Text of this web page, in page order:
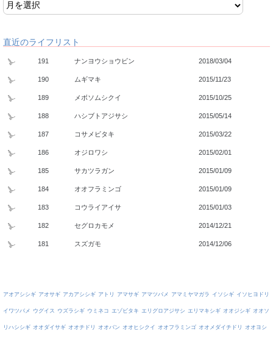
直近のライフリスト
191 ナンヨウショウビン 2018/03/04
190 ムギマキ 2015/11/23
189 メボソムシクイ 2015/10/25
188 ハシブトアジサシ 2015/05/14
187 コサメビタキ 2015/03/22
186 オジロワシ 2015/02/01
185 サカツラガン 2015/01/09
184 オオフラミンゴ 2015/01/09
183 コウライアイサ 2015/01/03
182 セグロカモメ 2014/12/21
181 スズガモ 2014/12/06
アオアシシギ アオサギ アカアシシギ アトリ アマサギ アマツバメ アマミヤマガラ イソシギ イソヒヨドリ
イワツバメ ウグイス ウズラシギ ウミネコ エゾビタキ エリグロアジサシ エリマキシギ オオジシギ オオソ
リハシシギ オオダイサギ オオチドリ オオバン オオヒシクイ オオフラミンゴ オオメダイチドリ オオヨシ